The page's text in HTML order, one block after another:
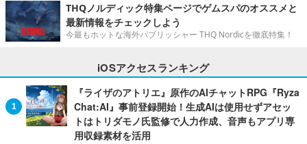
THQノルディック特集ページでゲムスパのオススメと
最新情報をチェックしよう
今最もホットな海外パブリッシャー THQ Nordicを徹底特集！
iOSアクセスランキング
『ライザのアトリエ』原作のAIチャットRPG『Ryza
Chat:AI』事前登録開始！生成AIは使用せずアセッ
トはトリダモノ氏監修で人力作成、音声もアプリ専
用収録素材を活用